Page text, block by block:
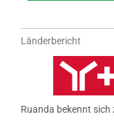
Länderbericht
Ruanda bekennt